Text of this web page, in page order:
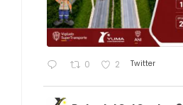
0 2 Twitter